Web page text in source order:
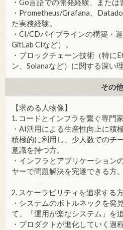
・Go言語での開発経験、または
・Prometheus/Grafana、
た実務経験。
・CI/CDパイプラインの構築・
GitLab CIなど）。
・ブロックチェーン技術（特に
ン、Solanaなど）に関する深い
その他
【求める人物像】
1. コードとインフラを繋ぐ専門家
・AI活用による生産性向上に積
積極的に利用し、少人数でのチ
意識を持つ方。
・インフラとアプリケーション
ヤーで問題解決を完遂できる方。
2. スケーラビリティを追求する
・システムのボトルネックを発
て、「運用が楽なシステム」を
・プロダクトが進化していく過